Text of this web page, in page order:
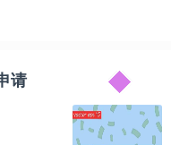
马、叮咚买菜下架麻六记
请